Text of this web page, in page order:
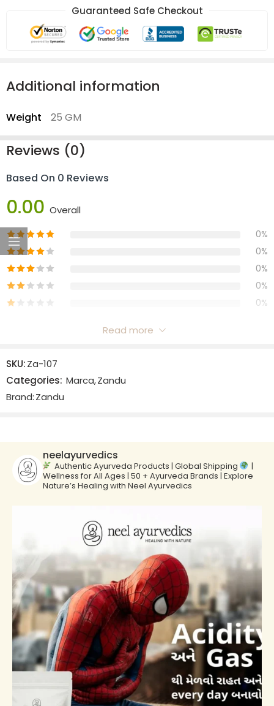
Guaranteed Safe Checkout
Additional information
Weight 25 GM
Reviews (0)
Based On 0 Reviews
0.00 Overall
0%
0%
0%
0%
0%
There are no reviews yet.
Read more
SKU:Za-107
Categories: Marca,Zandu
Brand:Zandu
neelayurvedics
Authentic Ayurveda Products | Global Shipping
|
Wellness for All Ages | 50 + Ayurveda Brands | Explore
Nature’s Healing with Neel Ayurvedics